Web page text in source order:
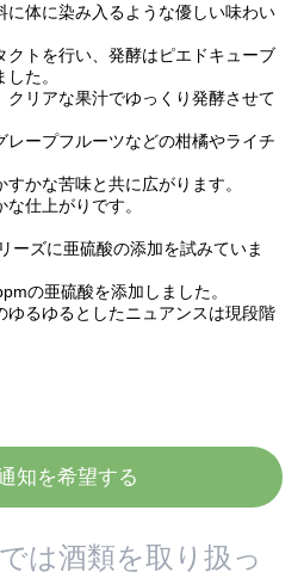
に体に染み入るような優しい味わい
クトを行い、発酵はピエドキューブ
た。
リアな果汁でゆっくり発酵させて
レープフルーツなどの柑橘やライチ
かな苦味と共に広がります。
仕上がりです。
ーズに亜硫酸の添加を試みていま
の亜硫酸を添加しました。
ゆるゆるとしたニュアンスは現段階
知を希望する
は酒類を取り扱っ